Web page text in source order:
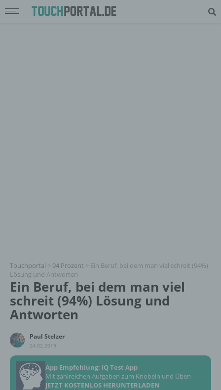
Touchportal > 94 Prozent > Ein Beruf, bei dem man viel schreit (94%)
Lösung und Antworten
Ein Beruf, bei dem man viel
schreit (94%) Lösung und
Antworten
Paul Stelzer
24.02.2019
App Empfehlung: IQ Test App
Mit zahlreichen Aufgaben zum Knobeln und Üben
JETZT KOSTENLOS HERUNTERLADEN